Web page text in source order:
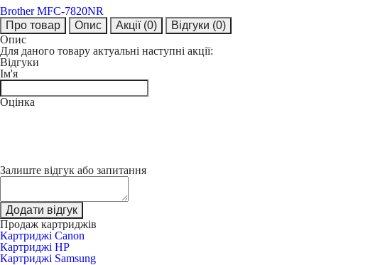
Brother MFC-7820NR
Про товар
Опис Акції (0) Відгуки (0)
Опис
Для даного товару актуальні наступні акції:
Відгуки
Ім'я
Оцінка
Залиште відгук або запитання
Додати відгук
Продаж картриджів
Картриджі Canon
Картриджі HP
Картриджі Samsung